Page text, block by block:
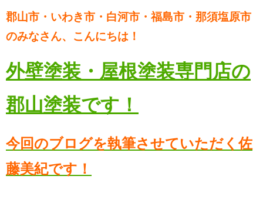
郡山市・いわき市・白河市・福島市・那須塩原市
のみなさん、こんにちは！
外壁塗装・屋根塗装専門店の
郡山塗装です！
今回のブログを執筆させていただく佐
藤美紀です！